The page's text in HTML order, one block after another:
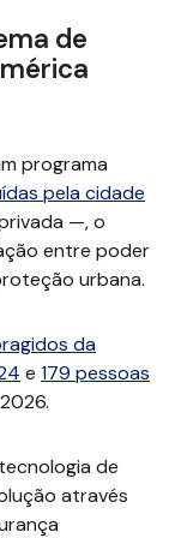
de
programa
pela cidade
—, o
entre poder
urbana.
da
e 179 pessoas
de
através